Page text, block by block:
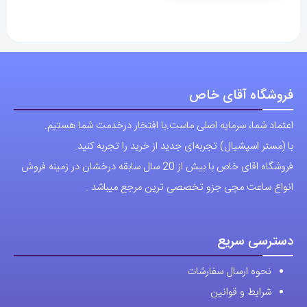
فروشگاه آقای خاص
اعتماد شما، سرمایه اصلی ماست.با افتخار درخدمت شما هستیم.
با (مستر اسپشیال) تجربه‌ای جدید از خرید را تجربه کنید.
فروشگاه اقای خاص با بیش از 20 سال سابقه درخشان در زمینه فروش
انواع ساعت مچی جزو تخصصی ترین مرجع میباشد .
دسترسی سریع
نحوه ارسال سفارشات
شرایط و قوانین